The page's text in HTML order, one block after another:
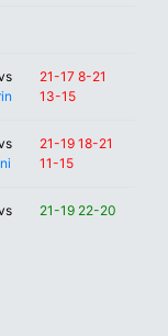
21-17 8-21
13-15
21-19 18-21
11-15
21-19 22-20